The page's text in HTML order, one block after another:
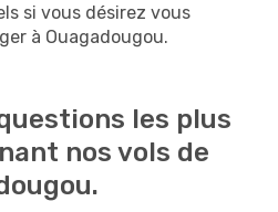
si vous désirez vous
à Ouagadougou.
les plus
nos vols de